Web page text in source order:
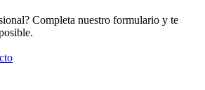
Completa nuestro formulario y te